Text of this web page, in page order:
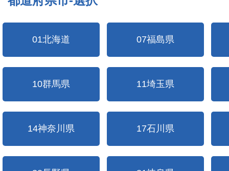
01北海道 07福島県
10群馬県 11埼玉県
14神奈川県 17石川県